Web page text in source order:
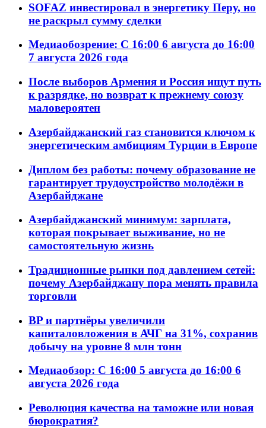
SOFAZ инвестировал в энергетику Перу, но
не раскрыл сумму сделки
Медиаобозрение: С 16:00 6 августа до 16:00
7 августа 2026 года
После выборов Армения и Россия ищут путь
к разрядке, но возврат к прежнему союзу
маловероятен
Азербайджанский газ становится ключом к
энергетическим амбициям Турции в Европе
Диплом без работы: почему образование не
гарантирует трудоустройство молодёжи в
Азербайджане
Азербайджанский минимум: зарплата,
которая покрывает выживание, но не
самостоятельную жизнь
Традиционные рынки под давлением сетей:
почему Азербайджану пора менять правила
торговли
BP и партнёры увеличили
капиталовложения в АЧГ на 31%, сохранив
добычу на уровне 8 млн тонн
Медиаобзор: С 16:00 5 августа до 16:00 6
августа 2026 года
Революция качества на таможне или новая
бюрократия?